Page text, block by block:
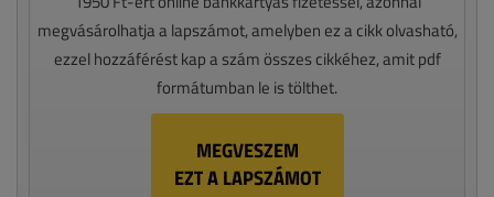
megvásárolhatja a lapszámot, amelyben ez a cikk olvasható,
ezzel hozzáférést kap a szám összes cikkéhez, amit pdf
formátumban le is tölthet.
MEGVESZEM
EZT A LAPSZÁMOT